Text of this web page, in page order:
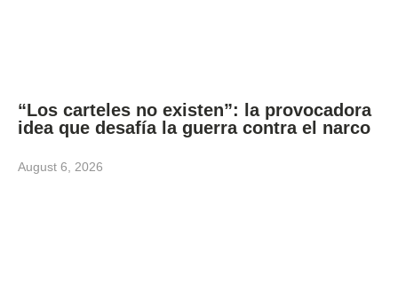
“Los carteles no existen”: la provocadora
idea que desafía la guerra contra el narco
August 6, 2026